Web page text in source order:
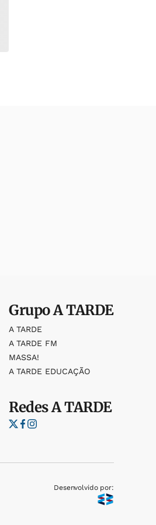
GrupoA TARDE
A TARDE
A TARDE FM
MASSA!
A TARDE EDUCAÇÃO
RedesA TARDE
Desenvolvido por: